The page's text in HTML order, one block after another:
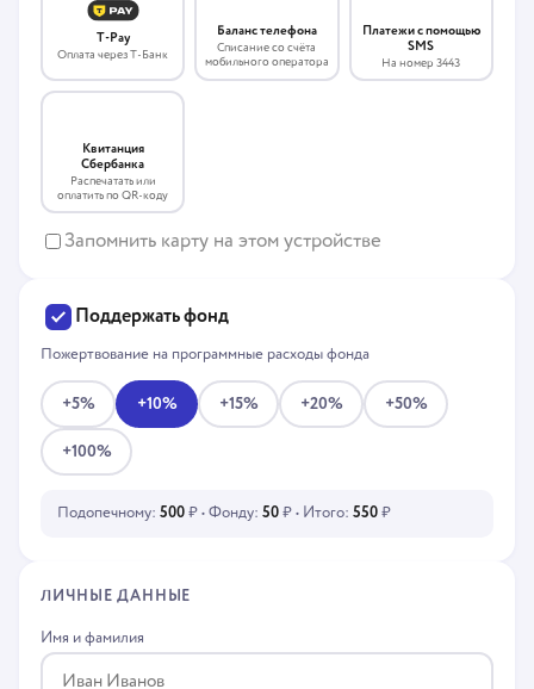
T-Pay
Оплата через Т-Банк
Баланс телефона
Списание со счёта
мобильного оператора
Платежи с помощью
SMS
На номер 3443
Квитанция
Сбербанка
Распечатать или
оплатить по QR-коду
Запомнить карту на этом устройстве
Поддержать фонд
Пожертвование на программные расходы фонда
+5% +10% +15% +20% +50%
+100%
Подопечному: 500 ₽ • Фонду: 50 ₽ • Итого: 550 ₽
ЛИЧНЫЕ ДАННЫЕ
Имя и фамилия